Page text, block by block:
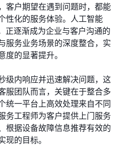
客户期望在遇到问题时，都能
性化的服务体验。人工智能
正逐渐成为企业与客户沟通的
服务业务场景的深度整合，实
的显著提升。
级内响应并迅速解决问题，这
服团队而言，关键在于整合多
统一平台上高效处理来自不同
务工程师为客户提供上门服务
根据设备故障信息推荐有效的
的目标。